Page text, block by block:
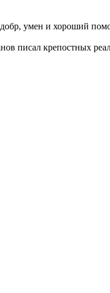
добр, умен и хороший
писал крепостных